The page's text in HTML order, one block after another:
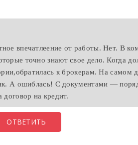
впечатлеение от работы. Нет. В
точно знают свое дело. Когда
к брокерам. На самом
А ошиблась! С документами —
на кредит.
ОТВЕТИТЬ